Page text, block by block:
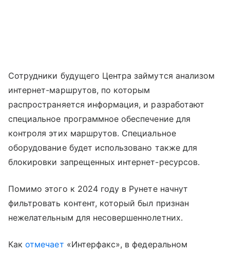
Сотрудники будущего Центра займутся анализом
интернет-маршрутов, по которым
распространяется информация, и разработают
специальное программное обеспечение для
контроля этих маршрутов. Специальное
оборудование будет использовано также для
блокировки запрещенных интернет-ресурсов.
Помимо этого к 2024 году в Рунете начнут
фильтровать контент, который был признан
нежелательным для несовершеннолетних.
Какотмечает «Интерфакс», в федеральном